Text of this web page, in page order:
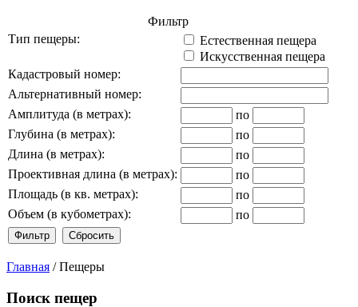
Фильтр
Тип пещеры:
Естественная пещера
Искусственная пещера
Кадастровый номер:
Альтернативный номер:
Амплитуда (в метрах):
по
Глубина (в метрах):
по
Длина (в метрах):
по
Проективная длина (в метрах):
по
Площадь (в кв. метрах):
по
Объем (в кубометрах):
по
Главная / Пещеры
Поиск пещер